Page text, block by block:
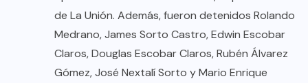
de La Unión. Además, fueron detenidos Rolando
Medrano, James Sorto Castro, Edwin Escobar
Claros, Douglas Escobar Claros, Rubén Álvarez
Gómez, José Nextalí Sorto y Mario Enrique